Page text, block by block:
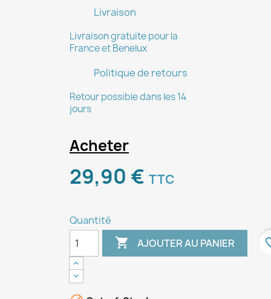
Livraison
Livraison gratuite pour la
France et Benelux
Politique de retours
Retour possible dans les 14
jours
Acheter
29,90 € TTC
Quantité
 AJOUTER AU PANIER